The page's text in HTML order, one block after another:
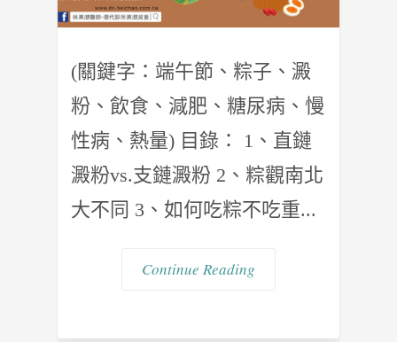
(關鍵字：端午節、粽子、澱
粉、飲食、減肥、糖尿病、慢
性病、熱量) 目錄： 1、直鏈
澱粉vs.支鏈澱粉 2、粽觀南北
大不同 3、如何吃粽不吃重...
Continue Reading